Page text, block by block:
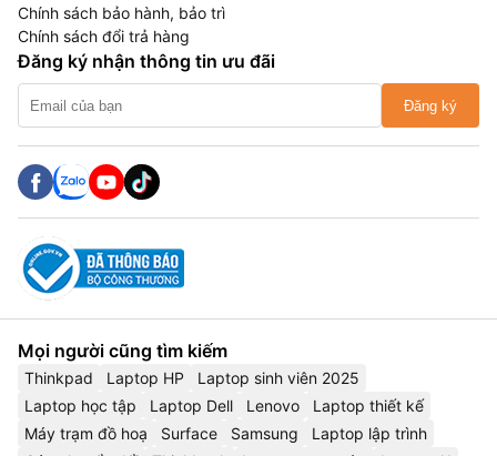
Chính sách bảo hành, bảo trì
Chính sách đổi trả hàng
Đăng ký nhận thông tin ưu đãi
Đăng ký
Mọi người cũng tìm kiếm
Thinkpad Laptop HP
Laptop sinh viên 2025
Laptop học tập
Laptop Dell Lenovo
Laptop thiết kế
Máy trạm đồ hoạ
Surface Samsung
Laptop lập trình